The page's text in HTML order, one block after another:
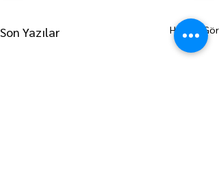
Son Yazılar Hepsini Gör